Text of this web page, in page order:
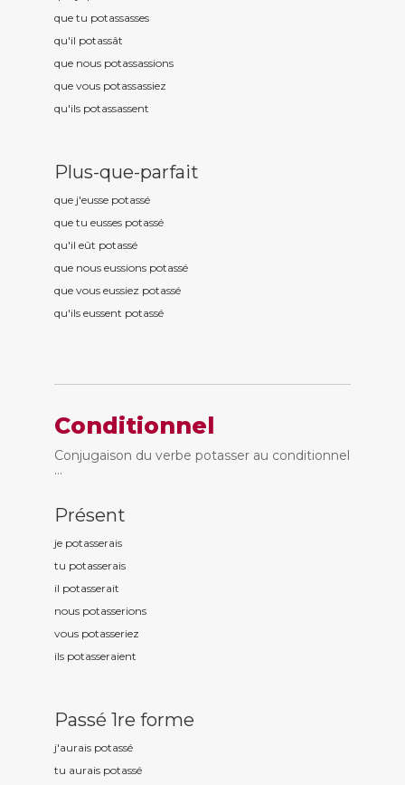
que tu potassasses
qu'il potassât
que nous potassassions
que vous potassassiez
qu'ils potassassent
Plus-que-parfait
que j'eusse potassé
que tu eusses potassé
qu'il eût potassé
que nous eussions potassé
que vous eussiez potassé
qu'ils eussent potassé
Conditionnel
Conjugaison du verbe potasser au conditionnel
...
Présent
je potasserais
tu potasserais
il potasserait
nous potasserions
vous potasseriez
ils potasseraient
Passé 1re forme
j'aurais potassé
tu aurais potassé